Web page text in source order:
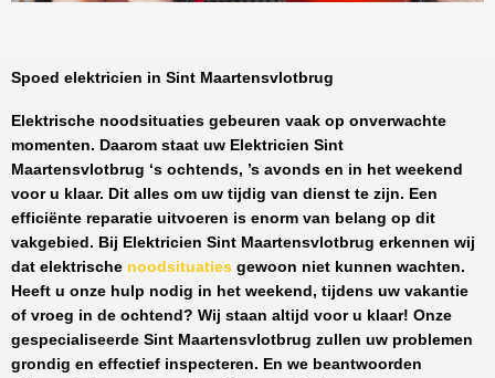
Spoed elektricien in Sint Maartensvlotbrug
Elektrische noodsituaties gebeuren vaak op onverwachte
momenten. Daarom staat uw Elektricien Sint
Maartensvlotbrug ‘s ochtends, ’s avonds en in het weekend
voor u klaar. Dit alles om uw tijdig van dienst te zijn. Een
efficiënte reparatie uitvoeren is enorm van belang op dit
vakgebied. Bij Elektricien Sint Maartensvlotbrug erkennen wij
dat elektrische noodsituaties gewoon niet kunnen wachten.
Heeft u onze hulp nodig in het weekend, tijdens uw vakantie
of vroeg in de ochtend? Wij staan altijd voor u klaar! Onze
gespecialiseerde Sint Maartensvlotbrug zullen uw problemen
grondig en effectief inspecteren. En we beantwoorden